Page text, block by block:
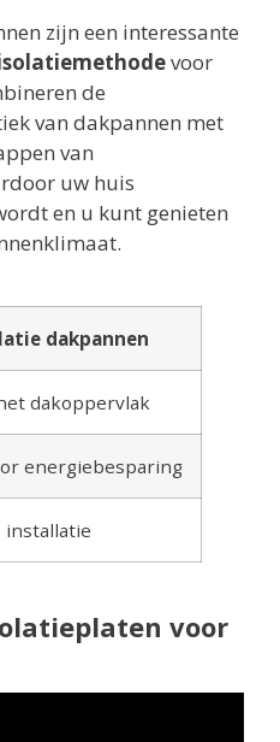
zijn een interessante
voor
de
van dakpannen met
van
uw huis
en u kunt genieten
dakpannen
dakoppervlak
energiebesparing
installatie
voor